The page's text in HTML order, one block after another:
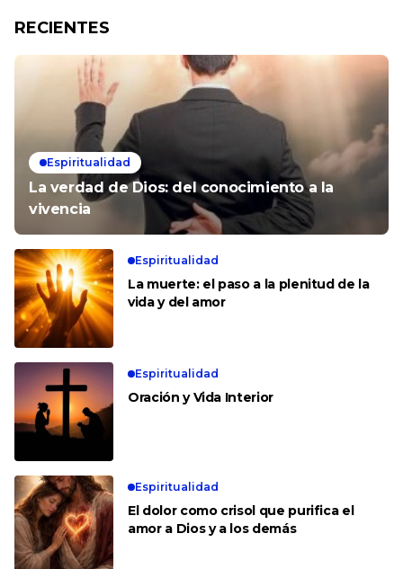
RECIENTES
Espiritualidad
La verdad de Dios: del conocimiento a la
vivencia
Espiritualidad
La muerte: el paso a la plenitud de la
vida y del amor
Espiritualidad
Oración y Vida Interior
Espiritualidad
El dolor como crisol que purifica el
amor a Dios y a los demás